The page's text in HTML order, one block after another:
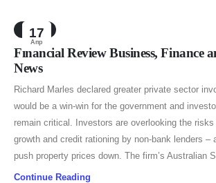
17
Апр
NEWS
Financial Review Business, Finance
News
Richard Marles declared greater private sector
would be a win-win for the government and
remain critical. Investors are overlooking the
growth and credit rationing by non-bank lenders –
push property prices down. The firm’s Australian
Continue Reading